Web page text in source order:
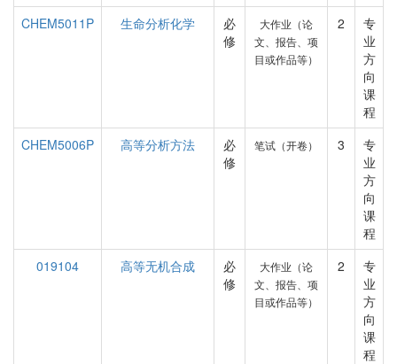
CHEM5011P
生命分析化学
必
修
大作业（论
文、报告、项
目或作品等）
2
专
业
方
向
课
程
CHEM5006P
高等分析方法
必
修
笔试（开卷） 3
专
业
方
向
课
程
019104
高等无机合成
必
修
大作业（论
文、报告、项
目或作品等）
2
专
业
方
向
课
程